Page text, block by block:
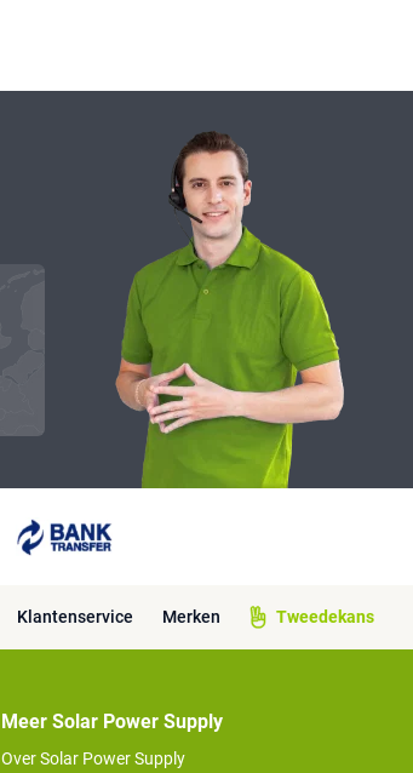
Klantenservice Merken Tweedekans
Meer Solar Power Supply
Over Solar Power Supply